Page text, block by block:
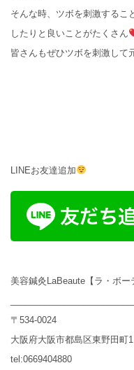
そんな時、ツボを刺激するこ
したりと良いことがたくさん
皆さんもぜひツボを刺激して
LINEお友達追加
美容鍼灸LaBeaute【ラ・ボー
〒534-0024
大阪府大阪市都島区東野田町
tel:0669404880